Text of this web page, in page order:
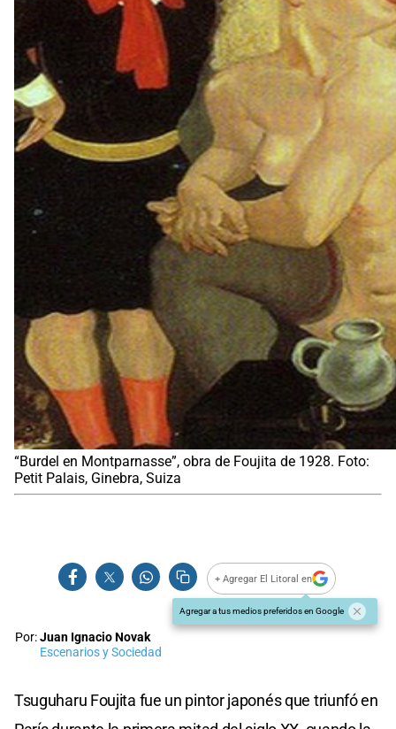
“Burdel en Montparnasse”, obra de Foujita de 1928. Foto:
Petit Palais, Ginebra, Suiza
+ Agregar El Litoral en
Agregar a tus medios preferidos en Google
Por:Juan Ignacio Novak
Escenarios y Sociedad
Tsuguharu Foujita fue un pintor japonés que triunfó en